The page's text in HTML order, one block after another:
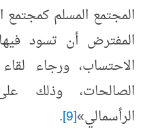
المجتمع المسلم كمجتمع
المفترض أن تسود
الاحتساب، ورجاء
الصالحات، وذلك
الرأسمالي»[9]
.